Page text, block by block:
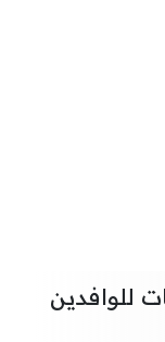
للوافدين